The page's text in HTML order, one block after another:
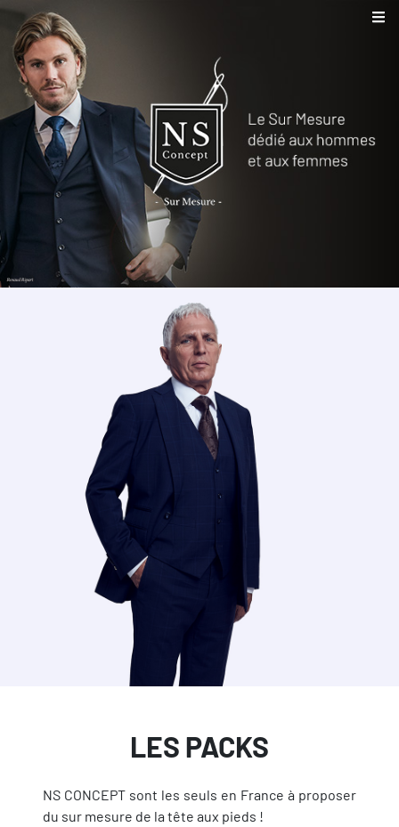
LES PACKS
NS CONCEPT sont les seuls en France à proposer
du sur mesure de la tête aux pieds !